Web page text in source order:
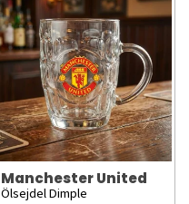
Manchester United
Ölsejdel Dimple